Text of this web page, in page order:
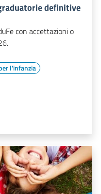
definitive
con accettazioni o
l'infanzia